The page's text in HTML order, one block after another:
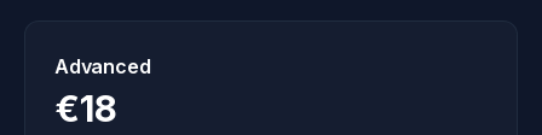
Advanced
€18